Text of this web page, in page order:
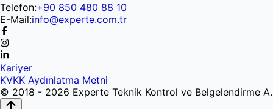
Telefon:+90 850 480 88 10
E-Mail:info@experte.com.tr
Kariyer
KVKK Aydınlatma Metni
© 2018 - 2026 Experte Teknik Kontrol ve Belgelendirme